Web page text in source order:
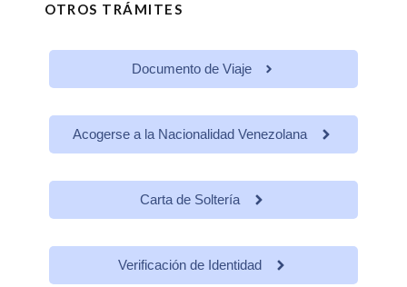
OTROS TRÁMITES
Documento de Viaje
Acogerse a la Nacionalidad Venezolana
Carta de Soltería
Verificación de Identidad